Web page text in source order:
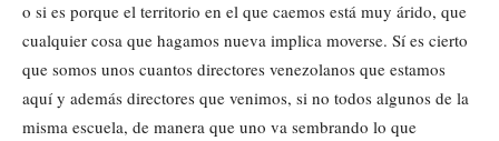
o si es porque el territorio en el que caemos está muy árido, que
cualquier cosa que hagamos nueva implica moverse. Sí es cierto
que somos unos cuantos directores venezolanos que estamos
aquí y además directores que venimos, si no todos algunos de la
misma escuela, de manera que uno va sembrando lo que